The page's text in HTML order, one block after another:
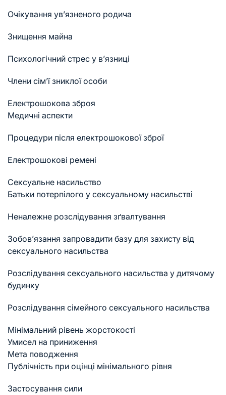
Очікування ув’язненого родича
Знищення майна
Психологічний стрес у в’язниці
Члени сім’ї зниклої особи
Електрошокова зброя
Медичні аспекти
Процедури після електрошокової зброї
Електрошокові ремені
Сексуальне насильство
Батьки потерпілого у сексуальному насильстві
Неналежне розслідування зґвалтування
Зобов’язання запровадити базу для захисту від
сексуального насильства
Розслідування сексуального насильства у дитячому
будинку
Розслідування сімейного сексуального насильства
Мінімальний рівень жорстокості
Умисел на приниження
Мета поводження
Публічність при оцінці мінімального рівня
Застосування сили